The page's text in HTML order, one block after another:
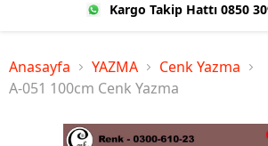
Kargo Takip Hattı 0850
Anasayfa YAZMA
Cenk Yazma
A-051 100cm Cenk Yazma